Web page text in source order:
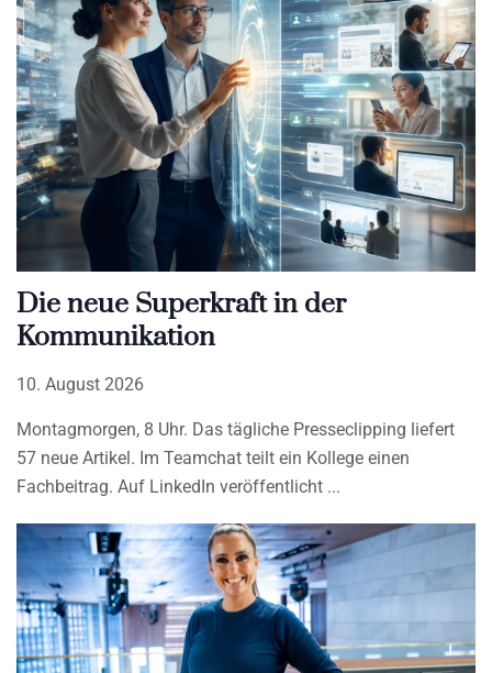
Die neue Superkraft in der
Kommunikation
10. August 2026
Montagmorgen, 8 Uhr. Das tägliche Presseclipping liefert
57 neue Artikel. Im Teamchat teilt ein Kollege einen
Fachbeitrag. Auf LinkedIn veröffentlicht